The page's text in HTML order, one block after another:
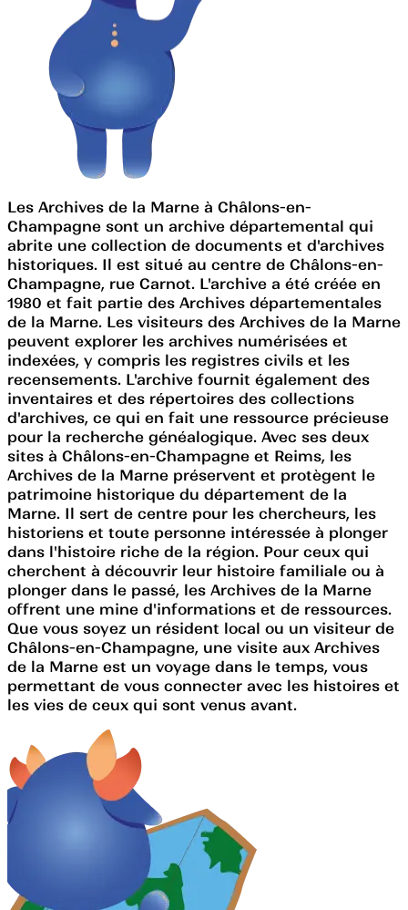
Les Archives de la Marne à Châlons-en-
Champagne sont un archive départemental qui
abrite une collection de documents et d'archives
historiques. Il est situé au centre de Châlons-en-
Champagne, rue Carnot. L'archive a été créée en
1980 et fait partie des Archives départementales
de la Marne. Les visiteurs des Archives de la Marne
peuvent explorer les archives numérisées et
indexées, y compris les registres civils et les
recensements. L'archive fournit également des
inventaires et des répertoires des collections
d'archives, ce qui en fait une ressource précieuse
pour la recherche généalogique. Avec ses deux
sites à Châlons-en-Champagne et Reims, les
Archives de la Marne préservent et protègent le
patrimoine historique du département de la
Marne. Il sert de centre pour les chercheurs, les
historiens et toute personne intéressée à plonger
dans l'histoire riche de la région. Pour ceux qui
cherchent à découvrir leur histoire familiale ou à
plonger dans le passé, les Archives de la Marne
offrent une mine d'informations et de ressources.
Que vous soyez un résident local ou un visiteur de
Châlons-en-Champagne, une visite aux Archives
de la Marne est un voyage dans le temps, vous
permettant de vous connecter avec les histoires et
les vies de ceux qui sont venus avant.